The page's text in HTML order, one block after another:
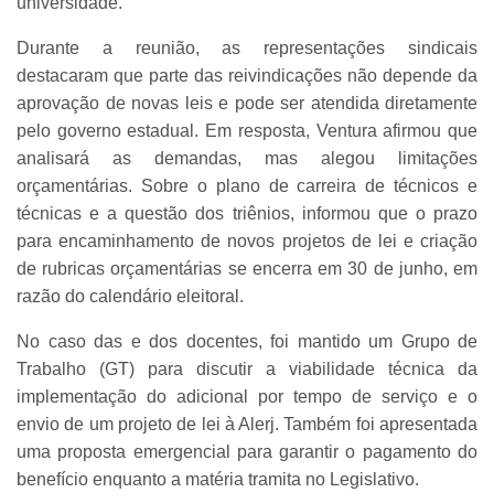
Durante a reunião, as representações sindicais
destacaram que parte das reivindicações não depende da
aprovação de novas leis e pode ser atendida diretamente
pelo governo estadual. Em resposta, Ventura afirmou que
analisará as demandas, mas alegou limitações
orçamentárias. Sobre o plano de carreira de técnicos e
técnicas e a questão dos triênios, informou que o prazo
para encaminhamento de novos projetos de lei e criação
de rubricas orçamentárias se encerra em 30 de junho, em
razão do calendário eleitoral.
No caso das e dos docentes, foi mantido um Grupo de
Trabalho (GT) para discutir a viabilidade técnica da
implementação do adicional por tempo de serviço e o
envio de um projeto de lei à Alerj. Também foi apresentada
uma proposta emergencial para garantir o pagamento do
benefício enquanto a matéria tramita no Legislativo.